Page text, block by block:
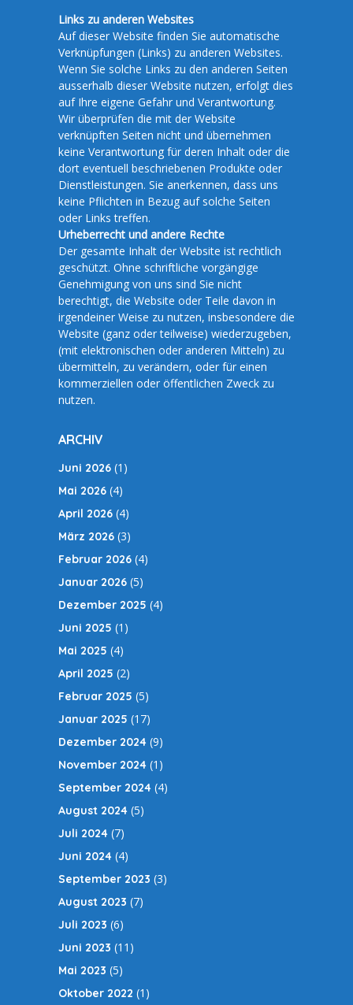
Links zu anderen Websites
Auf dieser Website finden Sie automatische
Verknüpfungen (Links) zu anderen Websites.
Wenn Sie solche Links zu den anderen Seiten
ausserhalb dieser Website nutzen, erfolgt dies
auf Ihre eigene Gefahr und Verantwortung.
Wir überprüfen die mit der Website
verknüpften Seiten nicht und übernehmen
keine Verantwortung für deren Inhalt oder die
dort eventuell beschriebenen Produkte oder
Dienstleistungen. Sie anerkennen, dass uns
keine Pflichten in Bezug auf solche Seiten
oder Links treffen.
Urheberrecht und andere Rechte
Der gesamte Inhalt der Website ist rechtlich
geschützt. Ohne schriftliche vorgängige
Genehmigung von uns sind Sie nicht
berechtigt, die Website oder Teile davon in
irgendeiner Weise zu nutzen, insbesondere die
Website (ganz oder teilweise) wiederzugeben,
(mit elektronischen oder anderen Mitteln) zu
übermitteln, zu verändern, oder für einen
kommerziellen oder öffentlichen Zweck zu
nutzen.
ARCHIV
Juni 2026 (1)
Mai 2026 (4)
April 2026 (4)
März 2026 (3)
Februar 2026 (4)
Januar 2026 (5)
Dezember 2025 (4)
Juni 2025 (1)
Mai 2025 (4)
April 2025 (2)
Februar 2025 (5)
Januar 2025 (17)
Dezember 2024 (9)
November 2024 (1)
September 2024 (4)
August 2024 (5)
Juli 2024 (7)
Juni 2024 (4)
September 2023 (3)
August 2023 (7)
Juli 2023 (6)
Juni 2023 (11)
Mai 2023 (5)
Oktober 2022 (1)